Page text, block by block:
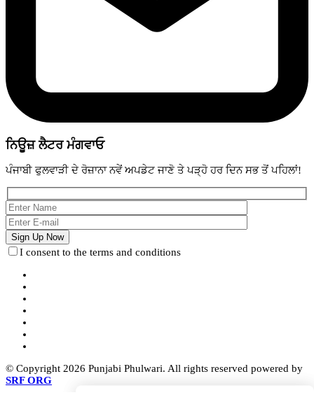
ਨਿਊਜ਼ ਲੈਟਰ ਮੰਗਵਾਓ
ਪੰਜਾਬੀ ਫੁਲਵਾੜੀ ਦੇ ਰੋਜ਼ਾਨਾ ਨਵੇਂ ਅਪਡੇਟ ਜਾਣੋ ਤੇ ਪੜ੍ਹੋ ਹਰ ਦਿਨ ਸਭ ਤੋਂ ਪਹਿਲਾਂ!
I consent to the terms and conditions
© Copyright 2026 Punjabi Phulwari. All rights reserved powered by
SRF ORG